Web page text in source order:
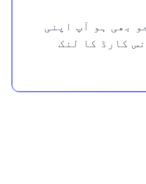
بھی ہو آپ اپنی
کارڈ کا لنک